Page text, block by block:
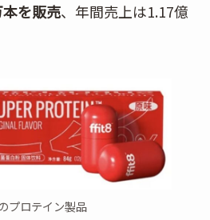
を販売、年間売上は1.17億
プロテイン製品